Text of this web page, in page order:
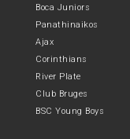
Boca Juniors
Panathinaikos
Ajax
Corinthians
River Plate
Club Bruges
BSC Young Boys